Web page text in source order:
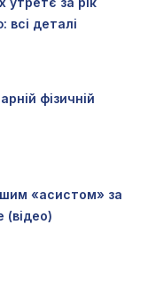
всі деталі
фізичній
«асистом» за
(відео)